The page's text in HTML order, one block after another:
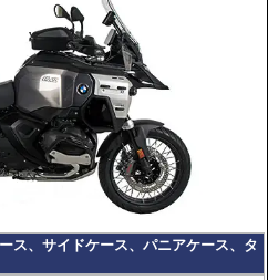
ス、サイドケース、パニアケース、タ